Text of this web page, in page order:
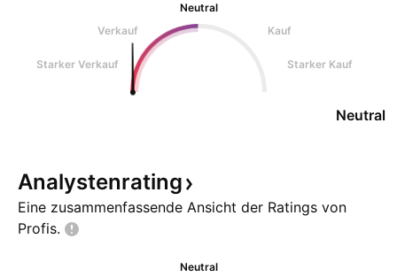
Neutral
Verkauf
Kauf
Starker Verkauf Starker Kauf
Neutral
Analystenrating
Eine zusammenfassende Ansicht der Ratings von
Profis.
Neutral